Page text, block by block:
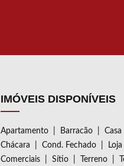
IMÓVEIS DISPONÍVEIS
Apartamento| Barracão| Casa
Chácara
Cond. Fechado| Loja
Comerciais| Sítio| Terreno|